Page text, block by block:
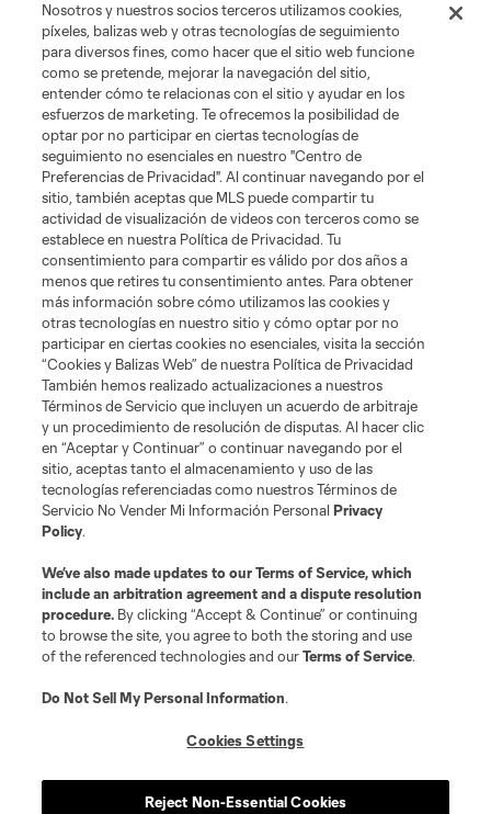
Club
Tickets
News
MLSSOCCER.COM
Terminos de servicio
Politica de privacidad
Do Not Sell or Share My Personal Information
Cookies Settings
©2026 MLS. The Major League Soccer and MLS name and shield are
registered trademarks of Major League Soccer, L.L.C. (“MLS”). The names
and logos of MLS teams are registered and/or common law trademarks of
MLS or are used with the permission of their owners. Any unauthorized use
is forbidden.
Nosotros y nuestros socios terceros utilizamos cookies,
píxeles, balizas web y otras tecnologías de seguimiento
para diversos fines, como hacer que el sitio web funcione
como se pretende, mejorar la navegación del sitio,
entender cómo te relacionas con el sitio y ayudar en los
esfuerzos de marketing. Te ofrecemos la posibilidad de
optar por no participar en ciertas tecnologías de
seguimiento no esenciales en nuestro "Centro de
Preferencias de Privacidad". Al continuar navegando por el
sitio, también aceptas que MLS puede compartir tu
actividad de visualización de videos con terceros como se
establece en nuestra Política de Privacidad. Tu
consentimiento para compartir es válido por dos años a
menos que retires tu consentimiento antes. Para obtener
más información sobre cómo utilizamos las cookies y
otras tecnologías en nuestro sitio y cómo optar por no
participar en ciertas cookies no esenciales, visita la sección
“Cookies y Balizas Web” de nuestra Política de Privacidad
También hemos realizado actualizaciones a nuestros
Términos de Servicio que incluyen un acuerdo de arbitraje
y un procedimiento de resolución de disputas. Al hacer clic
en “Aceptar y Continuar” o continuar navegando por el
sitio, aceptas tanto el almacenamiento y uso de las
tecnologías referenciadas como nuestros Términos de
Servicio No Vender Mi Información PersonalPrivacy
Policy.
We’ve also made updates to ourTerms of Service, which
include an arbitration agreement and a dispute resolution
procedure. By clicking “Accept & Continue” or continuing
to browse the site, you agree to both the storing and use
of the referenced technologies and ourTerms of Service.
Do Not Sell My Personal Information.
Cookies Settings
Reject Non-Essential Cookies